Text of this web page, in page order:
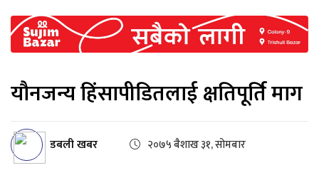
यौनजन्य हिंसापीडितलाई क्षतिपूर्ति माग
डबली खबर २०७५ बैशाख ३१, सोमबार